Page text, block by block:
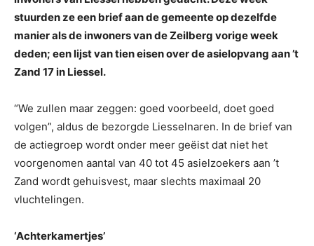
stuurden ze een brief aan de gemeente op dezelfde
manier als de inwoners van de Zeilberg vorige week
deden; een lijst van tien eisen over de asielopvang aan ’t
Zand 17 in Liessel.
“We zullen maar zeggen: goed voorbeeld, doet goed
volgen”, aldus de bezorgde Liesselnaren. In de brief van
de actiegroep wordt onder meer geëist dat niet het
voorgenomen aantal van 40 tot 45 asielzoekers aan ’t
Zand wordt gehuisvest, maar slechts maximaal 20
vluchtelingen.
‘Achterkamertjes’